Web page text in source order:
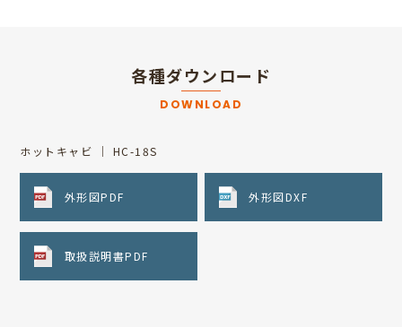
各種ダウンロード
DOWNLOAD
ホットキャビ ｜ HC-18S
外形図PDF 外形図DXF
取扱説明書PDF